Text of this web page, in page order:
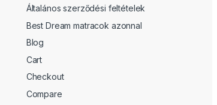
Általános szerződési feltételek
Best Dream matracok azonnal
Blog
Cart
Checkout
Compare